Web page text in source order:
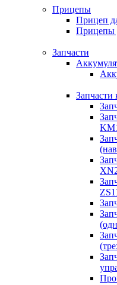
Прицепы
Прицеп
Прицепы
Запчасти
Запчасти